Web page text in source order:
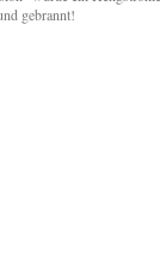
gebrannt!